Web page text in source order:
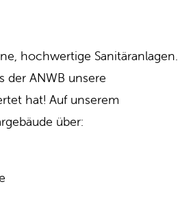
hochwertige Sanitäranlagen.
der ANWB unsere
hat! Auf unserem
über: